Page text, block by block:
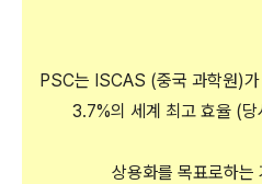
PSC는 ISCAS (중국 과학원)
3.7%의 세계 최고 효율 (
상용화를 목표로하는